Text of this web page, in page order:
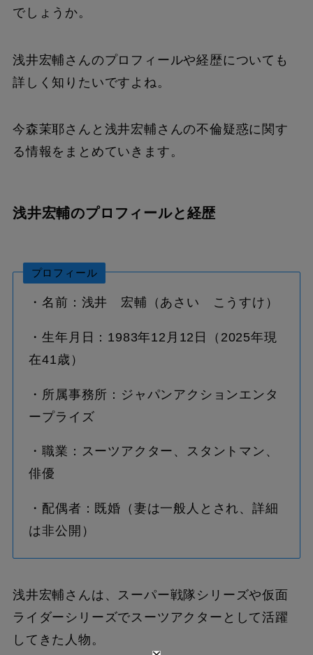
でしょうか。
浅井宏輔さんのプロフィールや経歴についても
詳しく知りたいですよね。
今森茉耶さんと浅井宏輔さんの不倫疑惑に関す
る情報をまとめていきます。
浅井宏輔のプロフィールと経歴
プロフィール
・名前：浅井 宏輔（あさい こうすけ）
・生年月日：1983年12月12日（2025年現
在41歳）
・所属事務所：ジャパンアクションエンタ
ープライズ
・職業：スーツアクター、スタントマン、
俳優
・配偶者：既婚（妻は一般人とされ、詳細
は非公開）
浅井宏輔さんは、スーパー戦隊シリーズや仮面
ライダーシリーズでスーツアクターとして活躍
してきた人物。